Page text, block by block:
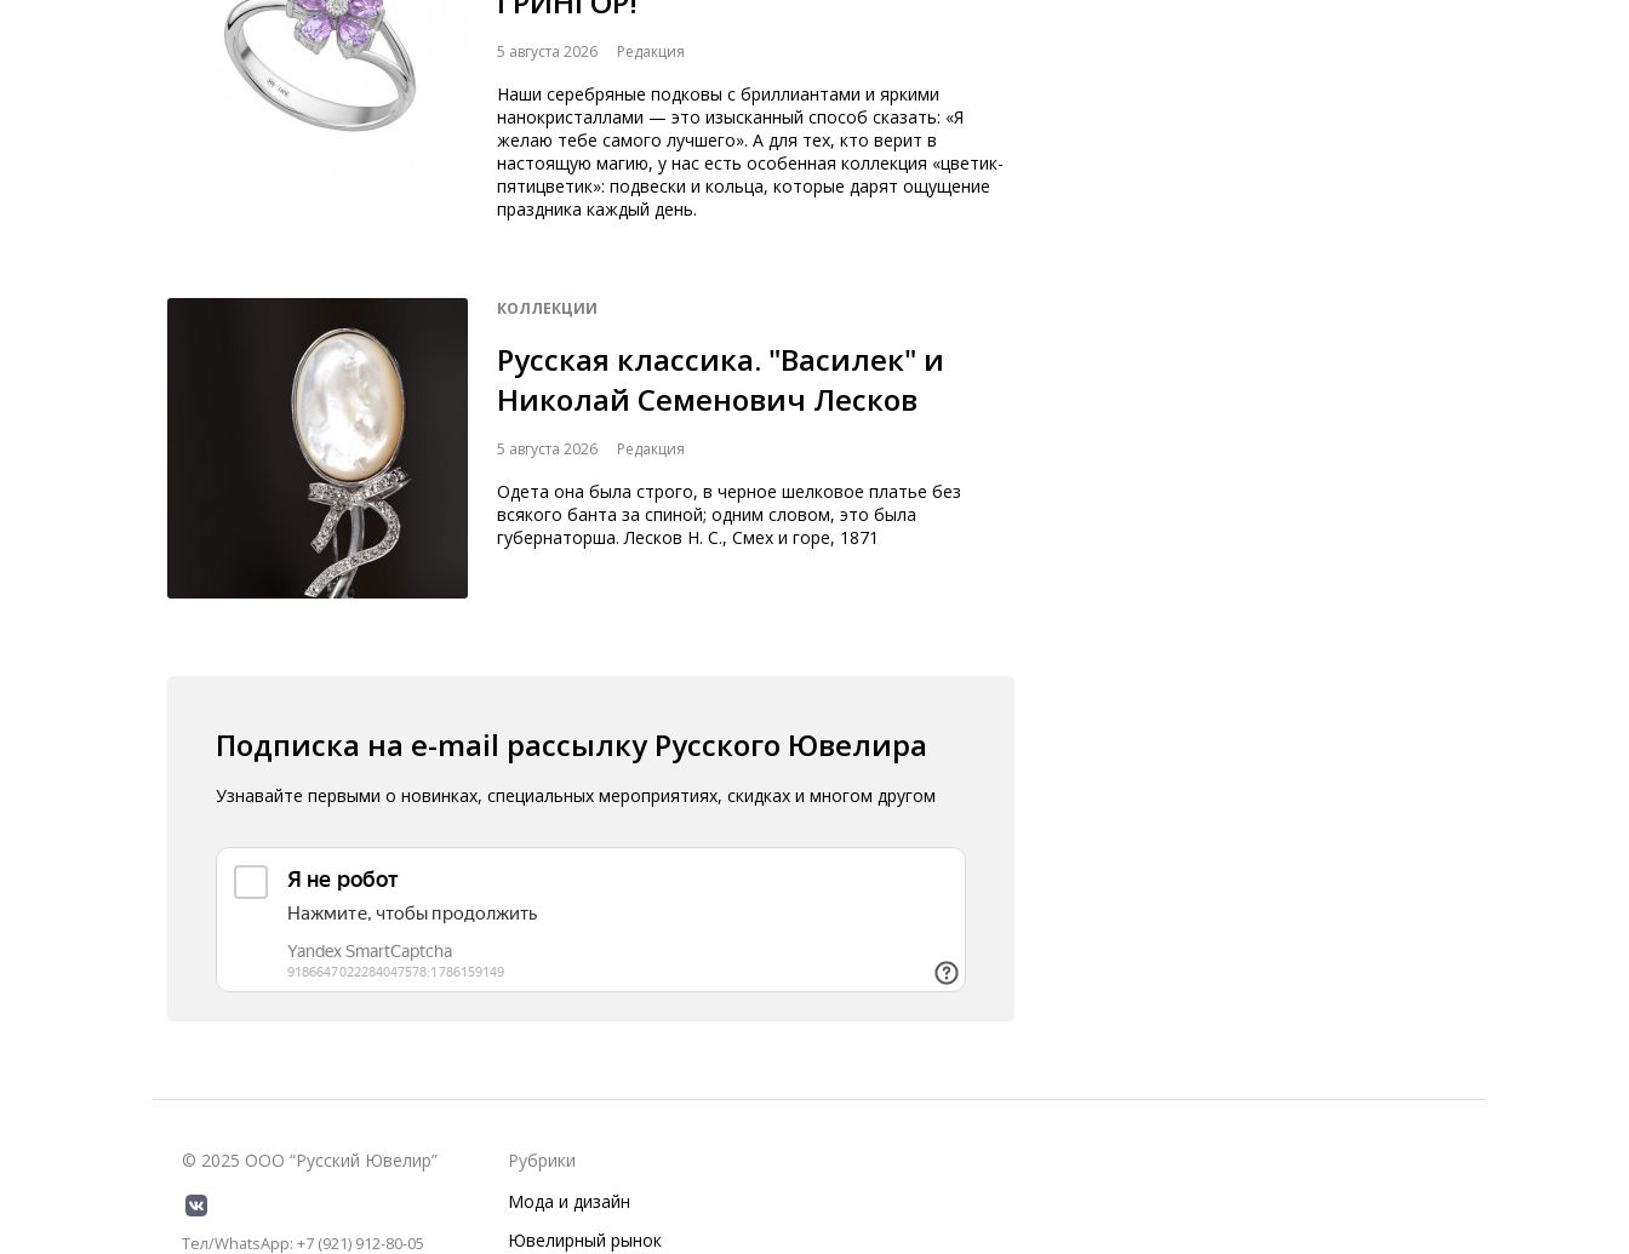
5 августа 2026 Редакция
Наши серебряные подковы с бриллиантами и яркими
нанокристаллами — это изысканный способ сказать: «Я
желаю тебе самого лучшего». А для тех, кто верит в
настоящую магию, у нас есть особенная коллекция «цветик-
пятицветик»: подвески и кольца, которые дарят ощущение
праздника каждый день.
КОЛЛЕКЦИИ
Русская классика. "Василек" и
Николай Семенович Лесков
5 августа 2026 Редакция
Одета она была строго, в черное шелковое платье без
всякого банта за спиной; одним словом, это была
губернаторша. Лесков Н. С., Смех и горе, 1871
Подписка на e-mail рассылку Русского Ювелира
Узнавайте первыми о новинках, специальных мероприятиях, скидках и многом другом
© 2025 ООО “Русский Ювелир”
Тел/WhatsApp: +7 (921) 912-80-05
Рубрики
Мода и дизайн
Ювелирный рынок